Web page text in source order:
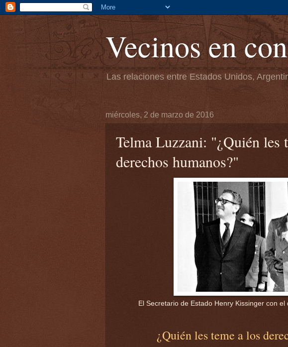
Vecinos en
Las relaciones entre Estados Unidos,
miércoles, 2 de marzo de 2016
Telma Luzzani: "¿Quién les
derechos humanos?"
El Secretario de Estado Henry Kissinger con
¿Quién les teme a los